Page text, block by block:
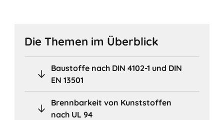
Die Themen im Überblick
Baustoffe nach DIN 4102-1 und DIN
EN 13501
Brennbarkeit von Kunststoffen
nach UL 94